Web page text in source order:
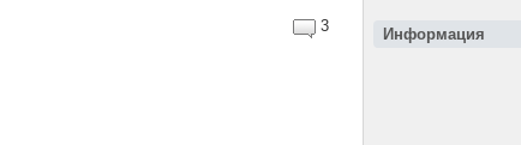
3 Информация